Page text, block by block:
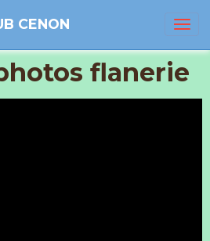
CENON
flanerie